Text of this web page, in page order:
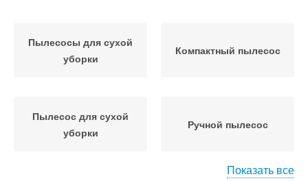
Пылесосы для сухой
уборки
Компактный пылесос
Пылесос для сухой
уборки
Ручной пылесос
Показать все